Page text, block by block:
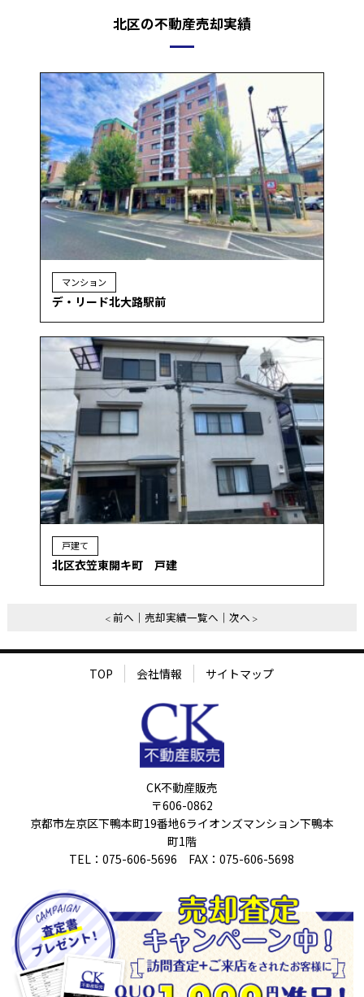
北区の不動産売却実績
マンション
デ・リード北大路駅前
戸建て
北区衣笠東開キ町 戸建
前へ 売却実績一覧へ 次へ
TOP 会社情報 サイトマップ
CK不動産販売
〒606-0862
京都市左京区下鴨本町19番地6ライオンズマンション下鴨本
町1階
TEL：075-606-5696 FAX：075-606-5698